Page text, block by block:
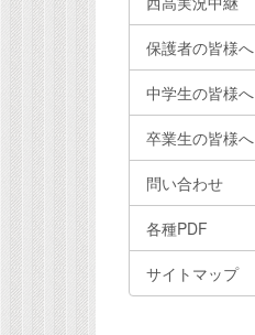
保護者の皆様へ
中学生の皆様へ
卒業生の皆様へ
問い合わせ
各種PDF
サイトマップ